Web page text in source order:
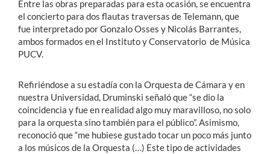
Entre las obras preparadas para esta ocasión, se encuentra
el concierto para dos flautas traversas de Telemann, que
fue interpretado por Gonzalo Osses y Nicolás Barrantes,
ambos formados en el Instituto y Conservatorio de Música
PUCV.
Refiriéndose a su estadía con la Orquesta de Cámara y en
nuestra Universidad, Druminski señaló que “se dio la
coincidencia y fue en realidad algo muy maravilloso, no solo
para la orquesta sino también para el público”. Asimismo,
reconoció que “me hubiese gustado tocar un poco más junto
a los músicos de la Orquesta (…) Este tipo de actividades